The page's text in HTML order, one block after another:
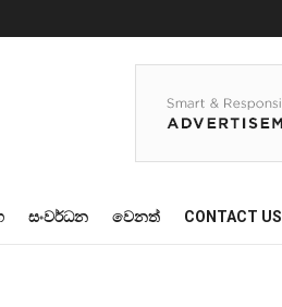
සංවර්ධන වෙනත් CONTACT US